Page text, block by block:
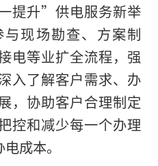
提升”供电服务新举
现场勘查、方案制
电等业扩全流程，强
入了解客户需求、办
，协助客户合理制定
控和减少每一个办理
成本。